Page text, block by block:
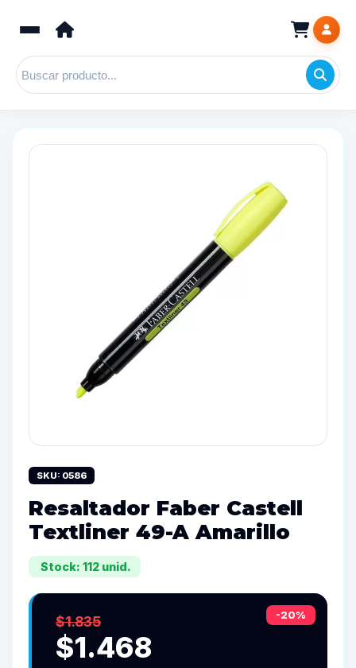
SKU: 0586
Resaltador Faber Castell
Textliner 49-A Amarillo
Stock: 112 unid.
-20%
$1.835
$1.468